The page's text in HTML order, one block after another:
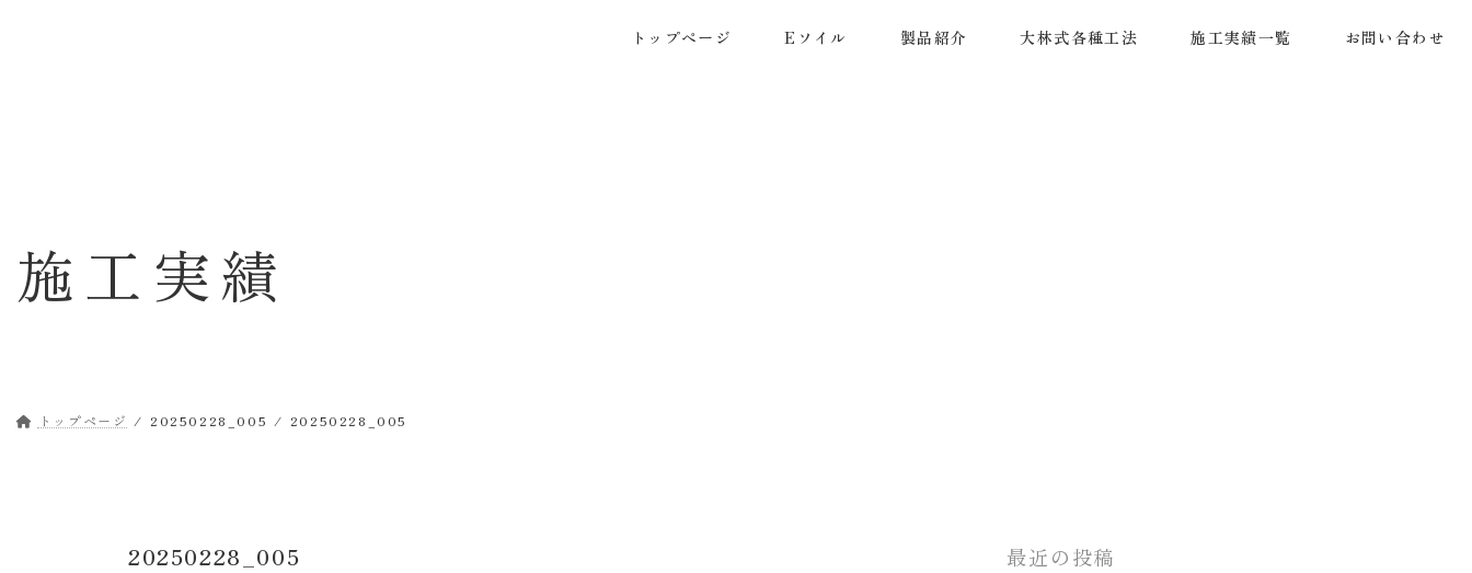
トップページ Eソイル 製品紹介 大林式各種工法 施工実績一覧 お問い合わせ
施工実績
トップページ 20250228_005 20250228_005
20250228_005 最近の投稿